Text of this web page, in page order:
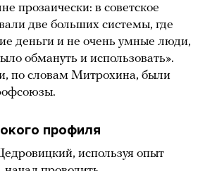
прозаически: в советское
две больших системы, где
деньги и не очень умные люди,
обмануть и использовать».
по словам Митрохина, были
профиля
используя опыт